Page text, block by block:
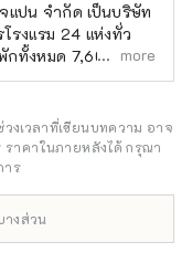
แปน จำกัด เป็นบริษัท
รงแรม 24 แห่งทั่ว
ทั้งหมด 7,601 ห้อง)
เองอย่าง "โอเรียน
ารโรงแรมอีกหลาย
" และ "โรงแรมนิกโก้"
more
งเวลาที่เขียนบทความ อาจ
าคาในภายหลังได้ กรุณา
าร
างส่วน